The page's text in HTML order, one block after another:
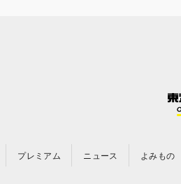
プレミアム ニュース よみもの